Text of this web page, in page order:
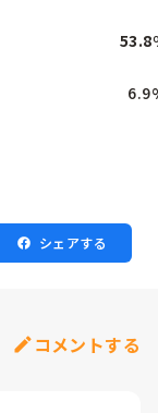
53.8
6.9
シェアする
コメントする